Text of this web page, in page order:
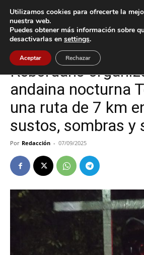
Inicio Cultura / Ocio
Cultura / Ocio Tui
Rebordáns
andaina nocturna
una ruta de 7 km
sustos, sombras y
Por Redacción - 07/09/2025
Utilizamos cookies para ofrecerte la
nuestra web.
Puedes obtener más información sobre
desactivarlas en settings.
Aceptar Rechazar